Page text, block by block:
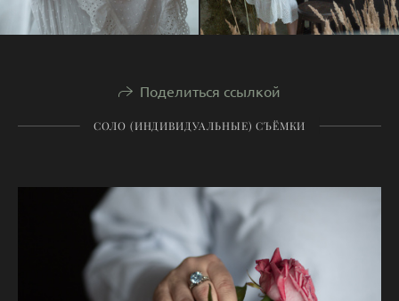
Поделиться ссылкой
СОЛО (ИНДИВИДУАЛЬНЫЕ) СЪЁМКИ